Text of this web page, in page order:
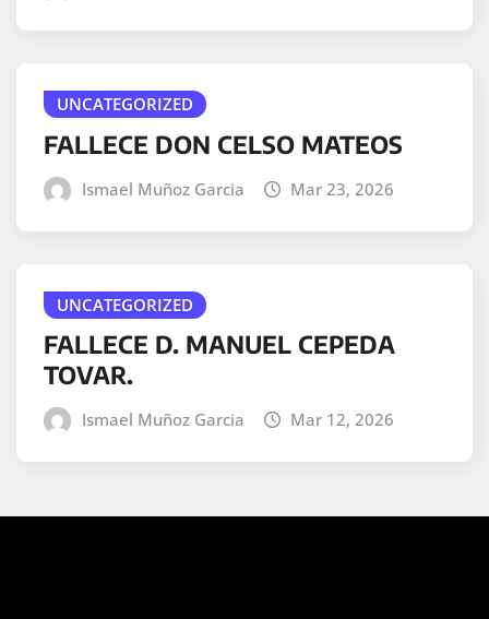
UNCATEGORIZED
FALLECE DON CELSO MATEOS
Ismael Muñoz Garcia Mar 23, 2026
UNCATEGORIZED
FALLECE D. MANUEL CEPEDA
TOVAR.
Ismael Muñoz Garcia Mar 12, 2026